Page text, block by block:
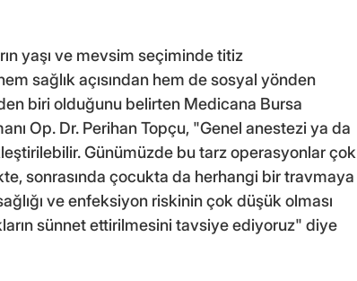
yaşı ve mevsim seçiminde titiz
sağlık açısından hem de sosyal yönden
biri olduğunu belirten Medicana Bursa
Op. Dr. Perihan Topçu, "Genel anestezi ya da
Günümüzde bu tarz operasyonlar çok
sonrasında çocukta da herhangi bir travmaya
ve enfeksiyon riskinin çok düşük olması
sünnet ettirilmesini tavsiye ediyoruz" diye